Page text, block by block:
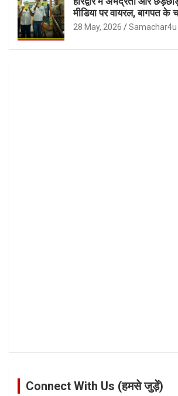
मीडिया पर वायरल, बागपत के
28 May, 2026 Samachar4u
Connect With Us (हमसे जुड़ें)